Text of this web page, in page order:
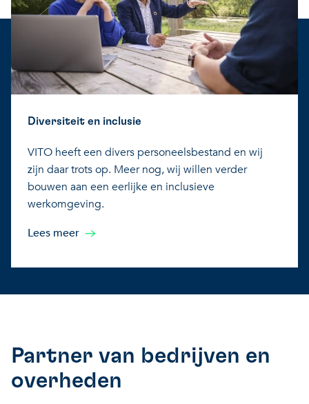
Diversiteit en inclusie
VITO heeft een divers personeelsbestand en wij
zijn daar trots op. Meer nog, wij willen verder
bouwen aan een eerlijke en inclusieve
werkomgeving.
Lees meer
Partner van bedrijven en
overheden